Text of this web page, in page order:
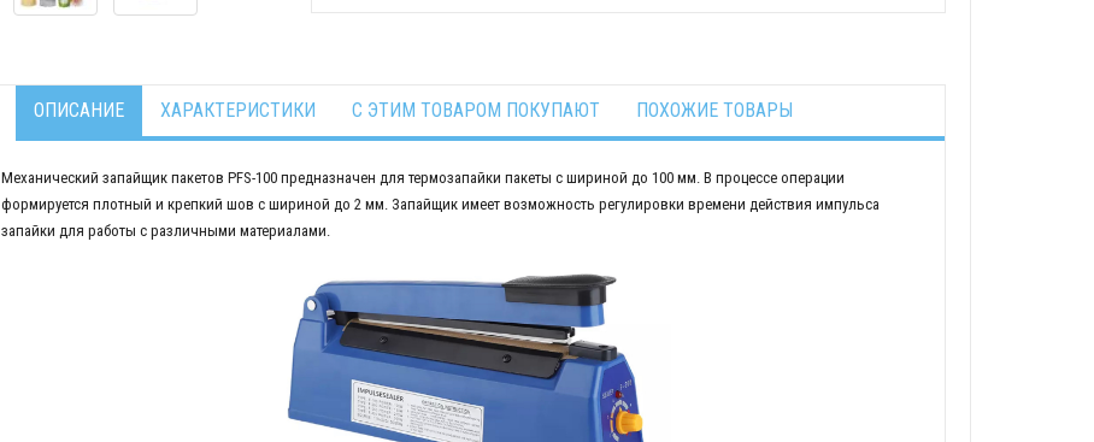
ОПИСАНИЕ ХАРАКТЕРИСТИКИ С ЭТИМ ТОВАРОМ ПОКУПАЮТ ПОХОЖИЕ ТОВАРЫ
Механический запайщик пакетов PFS-100 предназначен для термозапайки пакеты с шириной до 100 мм. В процессе операции
формируется плотный и крепкий шов с шириной до 2 мм. Запайщик имеет возможность регулировки времени действия импульса
запайки для работы с различными материалами.